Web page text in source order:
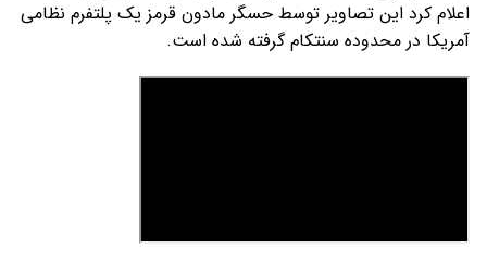
اعلام کرد این تصاویر توسط حسگر مادون قرمز یک پلتفرم نظامی
آمریکا در محدوده سنتکام گرفته شده است.